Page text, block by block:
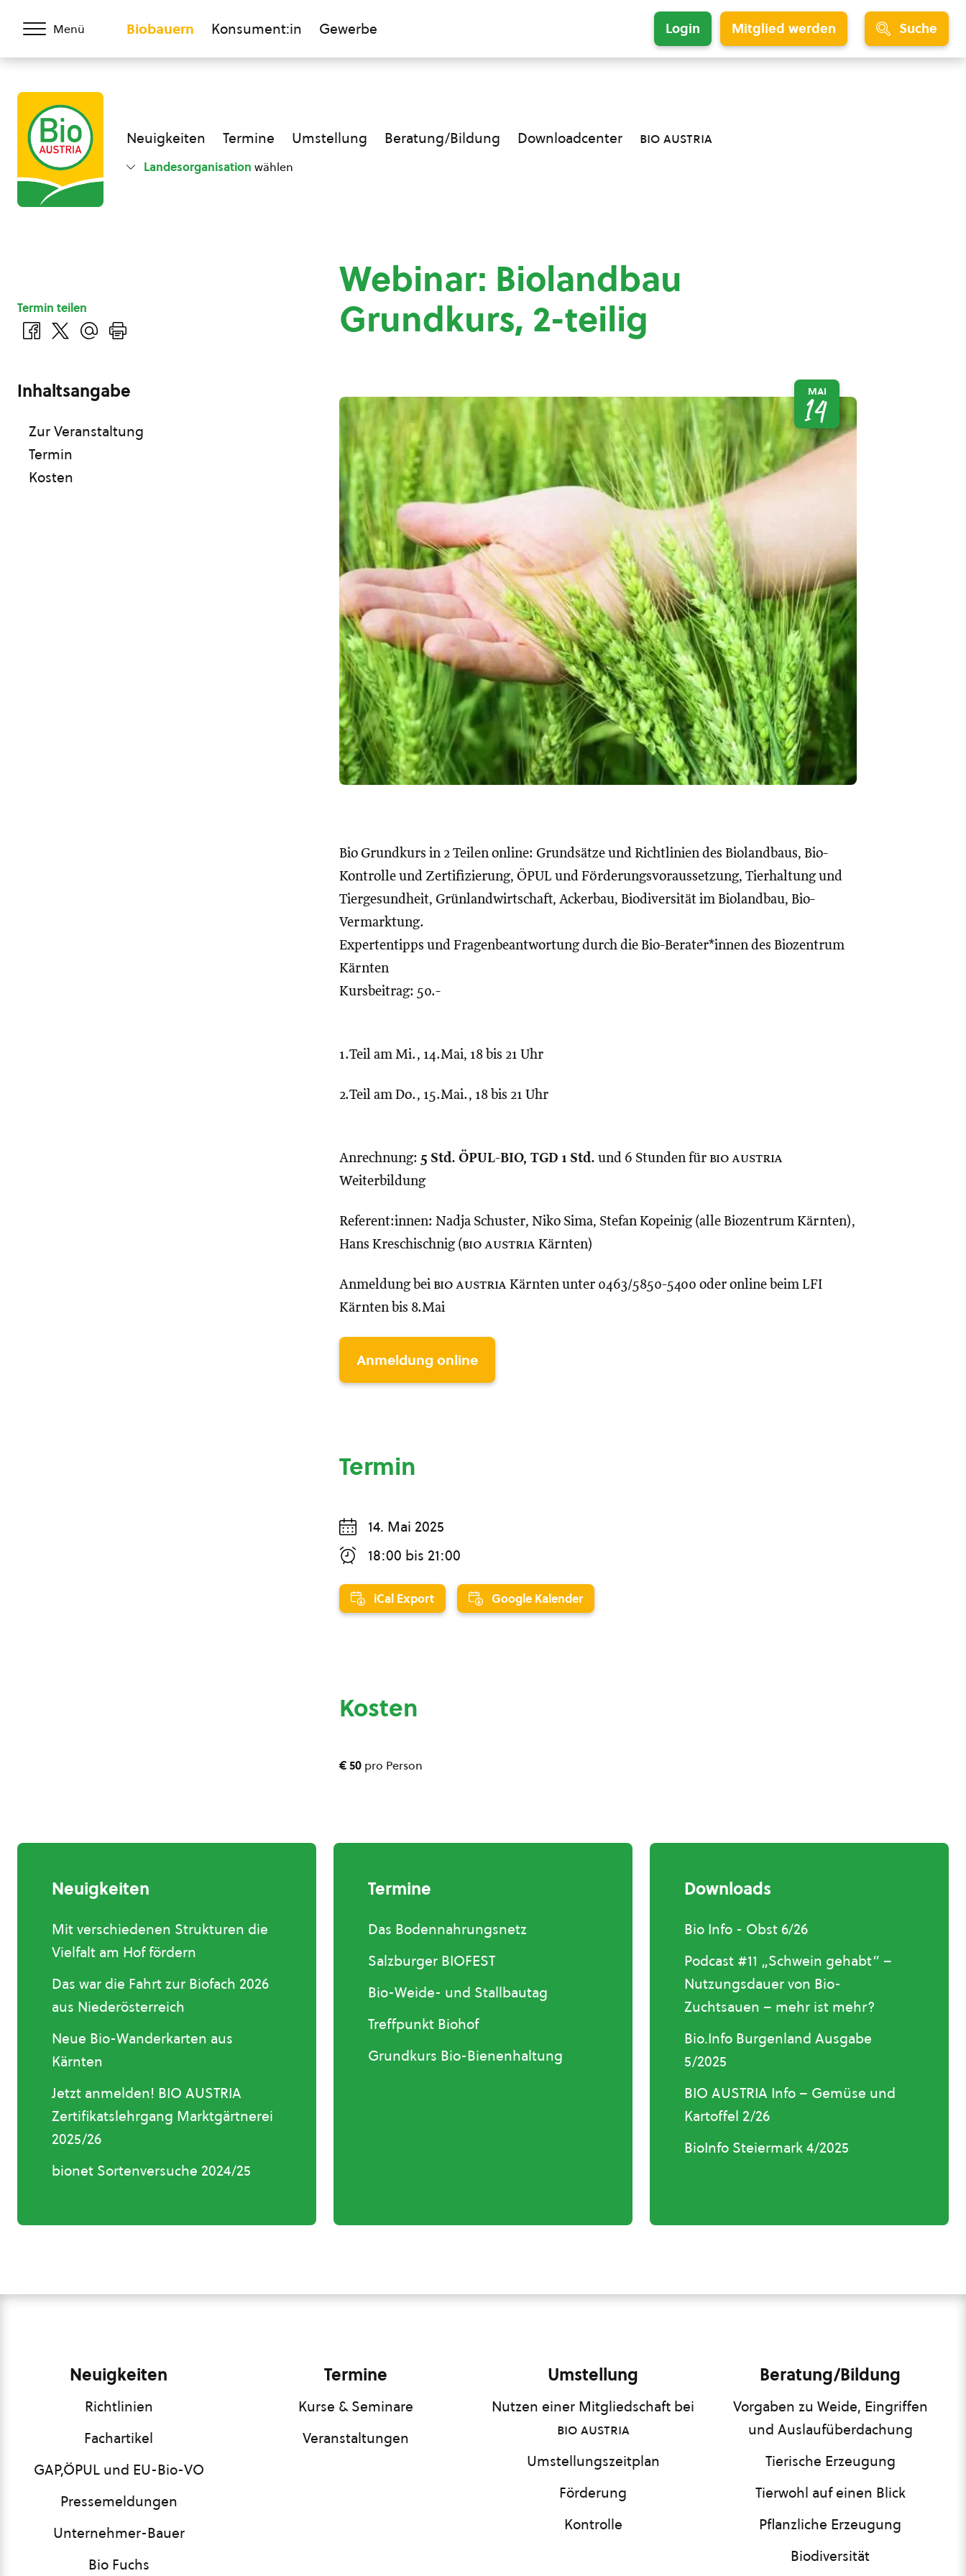
Menü Biobauern Konsument:in Gewerbe Login Mitglied werden Suche
Neuigkeiten Termine Umstellung Beratung/Bildung Downloadcenter bio austria
Landesorganisation wählen
Webinar: Biolandbau
Grundkurs, 2-teilig
MAI
14
Bio Grundkurs in 2 Teilen online: Grundsätze und Richtlinien des Biolandbaus, Bio-
Kontrolle und Zertifizierung, ÖPUL und Förderungsvoraussetzung, Tierhaltung und
Tiergesundheit, Grünlandwirtschaft, Ackerbau, Biodiversität im Biolandbau, Bio-
Vermarktung.
Expertentipps und Fragenbeantwortung durch die Bio-Berater*innen des Biozentrum
Kärnten
Kursbeitrag: 50.-
1.Teil am Mi., 14.Mai, 18 bis 21 Uhr
2.Teil am Do., 15.Mai., 18 bis 21 Uhr
Anrechnung: 5 Std. ÖPUL-BIO, TGD 1 Std. und 6 Stunden für bio austria
Weiterbildung
Referent:innen: Nadja Schuster, Niko Sima, Stefan Kopeinig (alle Biozentrum Kärnten),
Hans Kreschischnig (bio austria Kärnten)
Anmeldung bei bio austria Kärnten unter 0463/5850-5400 oder online beim LFI
Kärnten bis 8.Mai
Anmeldung online
Termin
14. Mai 2025
18:00 bis 21:00
iCal Export Google Kalender
Kosten
€ 50 pro Person
Termin teilen
Inhaltsangabe
Zur Veranstaltung
Termin
Kosten
Neuigkeiten
Mit verschiedenen Strukturen die
Vielfalt am Hof fördern
Das war die Fahrt zur Biofach 2026
aus Niederösterreich
Neue Bio-Wanderkarten aus
Kärnten
Jetzt anmelden! BIO AUSTRIA
Zertifikatslehrgang Marktgärtnerei
2025/26
bionet Sortenversuche 2024/25
Termine
Das Bodennahrungsnetz
Salzburger BIOFEST
Bio-Weide- und Stallbautag
Treffpunkt Biohof
Grundkurs Bio-Bienenhaltung
Downloads
Bio Info - Obst 6/26
Podcast #11 „Schwein gehabt“ –
Nutzungsdauer von Bio-
Zuchtsauen – mehr ist mehr?
Bio.Info Burgenland Ausgabe
5/2025
BIO AUSTRIA Info – Gemüse und
Kartoffel 2/26
BioInfo Steiermark 4/2025
Neuigkeiten
Richtlinien
Fachartikel
GAP,ÖPUL und EU-Bio-VO
Pressemeldungen
Unternehmer-Bauer
Bio Fuchs
Termine
Kurse & Seminare
Veranstaltungen
Umstellung
Nutzen einer Mitgliedschaft bei
bio austria
Umstellungszeitplan
Förderung
Kontrolle
Beratung/Bildung
Vorgaben zu Weide, Eingriffen
und Auslaufüberdachung
Tierische Erzeugung
Tierwohl auf einen Blick
Pflanzliche Erzeugung
Biodiversität